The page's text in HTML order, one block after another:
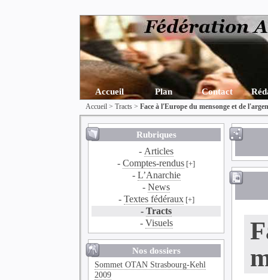
Accueil Plan Contact
Accueil >Tracts >Face à l'Europe du mensonge et de
Rubriques
- Articles
-Comptes-rendus [+]
- L’Anarchie
-News
- Textes fédéraux[+]
-Tracts
- Visuels
Nos dossiers
Sommet OTAN Strasbourg-Kehl
2009